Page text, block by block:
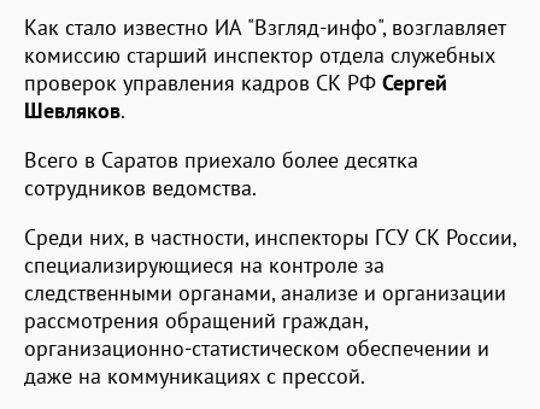
Как стало известно ИА "Взгляд-инфо", возглавляет
комиссию старший инспектор отдела служебных
проверок управления кадров СК РФ Сергей
Шевляков.
Всего в Саратов приехало более десятка
сотрудников ведомства.
Среди них, в частности, инспекторы ГСУ СК России,
специализирующиеся на контроле за
следственными органами, анализе и организации
рассмотрения обращений граждан,
организационно-статистическом обеспечении и
даже на коммуникациях с прессой.